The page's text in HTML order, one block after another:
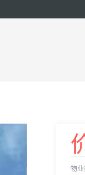
物业